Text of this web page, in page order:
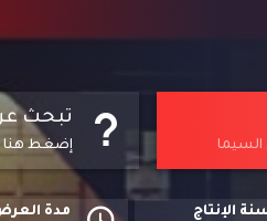
وانفطار القلب والصداقة والحبّ.
تبحث
إضغط هنا
الإنتاج
مدة